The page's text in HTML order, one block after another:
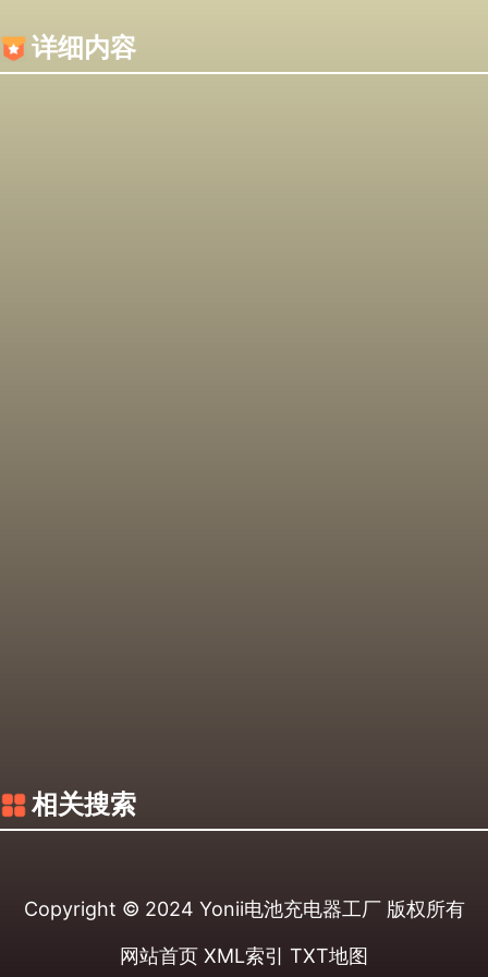
详细内容
相关搜索
Copyright © 2024 Yonii电池充电器工厂版权所有
网站首页 XML索引 TXT地图